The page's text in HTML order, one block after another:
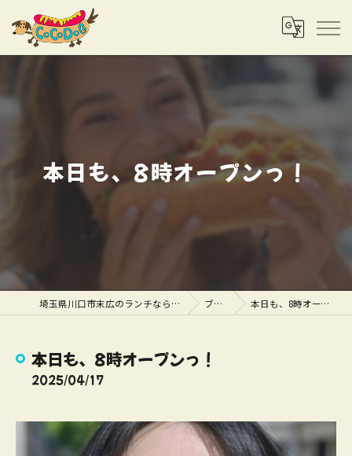
本日も、8時オープンっ！
埼玉県川口市末広のランチならCOCODOG ブログ 本日も、8時オープンっ！
本日も、8時オープンっ！
2025/04/17